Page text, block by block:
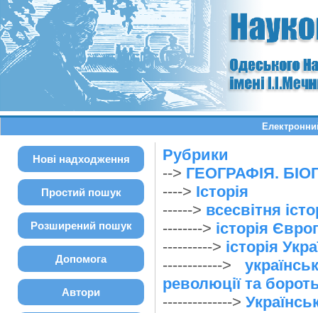
Нові надходження
Простий пошук
Розширений пошук
Допомога
Автори
Рубрики
--> ГЕОГРАФІЯ.
----> Історія
------> всесвітня
--------> історія
----------> історія
------------>
революції та
-------------->